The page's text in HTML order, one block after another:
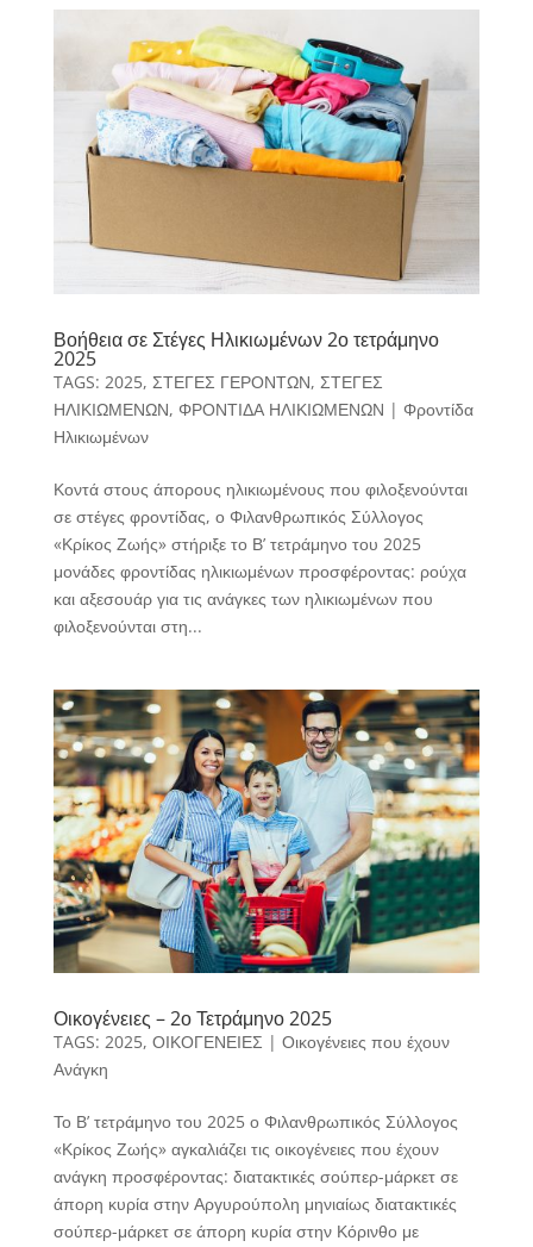
Βοήθεια σε Στέγες Ηλικιωμένων 2ο τετράμηνο
2025
TAGS: 2025, ΣΤΕΓΕΣ ΓΕΡΟΝΤΩΝ, ΣΤΕΓΕΣ
ΗΛΙΚΙΩΜΕΝΩΝ, ΦΡΟΝΤΙΔΑ ΗΛΙΚΙΩΜΕΝΩΝ | Φροντίδα
Ηλικιωμένων
Κοντά στους άπορους ηλικιωμένους που φιλοξενούνται
σε στέγες φροντίδας, ο Φιλανθρωπικός Σύλλογος
«Κρίκος Ζωής» στήριξε το Β’ τετράμηνο του 2025
μονάδες φροντίδας ηλικιωμένων προσφέροντας: ρούχα
και αξεσουάρ για τις ανάγκες των ηλικιωμένων που
φιλοξενούνται στη...
Οικογένειες – 2ο Τετράμηνο 2025
TAGS: 2025, ΟΙΚΟΓΕΝΕΙΕΣ | Οικογένειες που έχουν
Ανάγκη
Το Β’ τετράμηνο του 2025 ο Φιλανθρωπικός Σύλλογος
«Κρίκος Ζωής» αγκαλιάζει τις οικογένειες που έχουν
ανάγκη προσφέροντας: διατακτικές σούπερ-μάρκετ σε
άπορη κυρία στην Αργυρούπολη μηνιαίως διατακτικές
σούπερ-μάρκετ σε άπορη κυρία στην Κόρινθο με